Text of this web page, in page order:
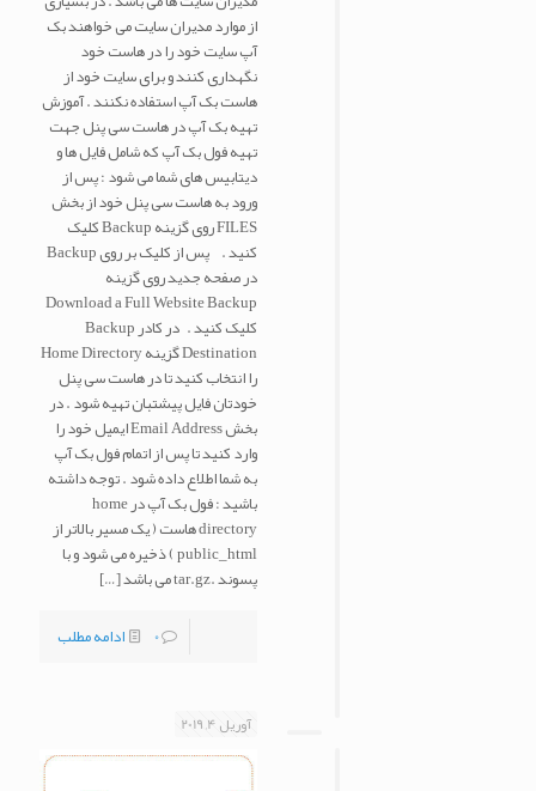
از موارد مدیران سایت می خواهند بک
آپ سایت خود را در هاست خود
نگهداری کنند و برای سایت خود از
هاست بک آپ استفاده نکنند . آموزش
تهیه بک آپ در هاست سی پنل جهت
تهیه فول بک آپ که شامل فایل ها و
دیتابیس های شما می شود : پس از
ورود به هاست سی پنل خود از بخش
FILES روی گزینه Backup کلیک
کنید . پس از کلیک بر روی Backup
در صفحه جدید روی گزینه
Download a Full Website Backup
کلیک کنید . در کادر Backup
Destination گزینه Home Directory
را انتخاب کنید تا در هاست سی پنل
خودتان فایل پیشتبان تهیه شود . در
بخش Email Address ایمیل خود را
وارد کنید تا پس از اتمام فول بک آپ
به شما اطلاع داده شود . توجه داشته
باشید : فول بک آپ در home
directory هاست ( یک مسیر بالاتر از
public_html ) ذخیره می شود و با
پسوند .tar.gz می باشد
[…]
0
ادامه مطلب
آوریل 4, 2019